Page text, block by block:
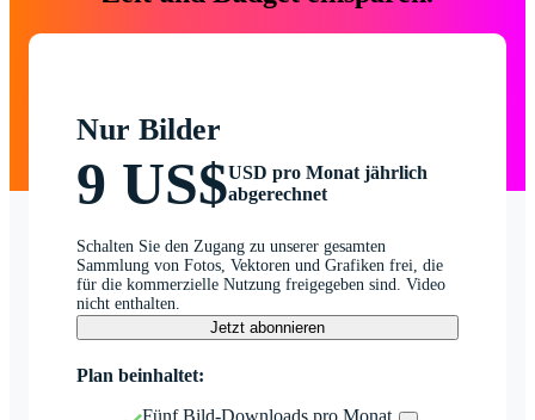
Nur Bilder
9 US$USD pro Monat jährlich
abgerechnet
Schalten Sie den Zugang zu unserer gesamten
Sammlung von Fotos, Vektoren und Grafiken frei, die
für die kommerzielle Nutzung freigegeben sind. Video
nicht enthalten.
Jetzt abonnieren
Plan beinhaltet:
Fünf Bild-Downloads pro Monat